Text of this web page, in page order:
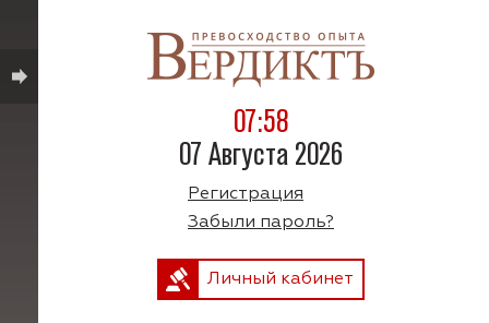
07:58
07 Августа 2026
Регистрация
Забыли пароль?
Личный кабинет